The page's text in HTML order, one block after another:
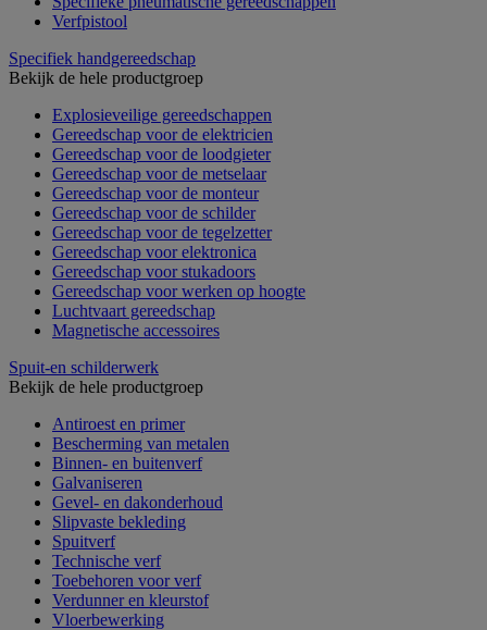
Verfpistool
Specifiek handgereedschap
Bekijk de hele productgroep
Explosieveilige gereedschappen
Gereedschap voor de elektricien
Gereedschap voor de loodgieter
Gereedschap voor de metselaar
Gereedschap voor de monteur
Gereedschap voor de schilder
Gereedschap voor de tegelzetter
Gereedschap voor elektronica
Gereedschap voor stukadoors
Gereedschap voor werken op hoogte
Luchtvaart gereedschap
Magnetische accessoires
Spuit-en schilderwerk
Bekijk de hele productgroep
Antiroest en primer
Bescherming van metalen
Binnen- en buitenverf
Galvaniseren
Gevel- en dakonderhoud
Slipvaste bekleding
Spuitverf
Technische verf
Toebehoren voor verf
Verdunner en kleurstof
Vloerbewerking